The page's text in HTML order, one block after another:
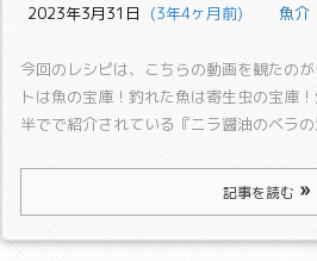
2023年3月31日
  (3年4ヶ月前)
魚介
今回のレシピは、こちらの動画を観たのが
トは魚の宝庫！釣れた魚は寄生虫の宝庫
半でで紹介されている『ニラ醤油のベラ
記事を読む